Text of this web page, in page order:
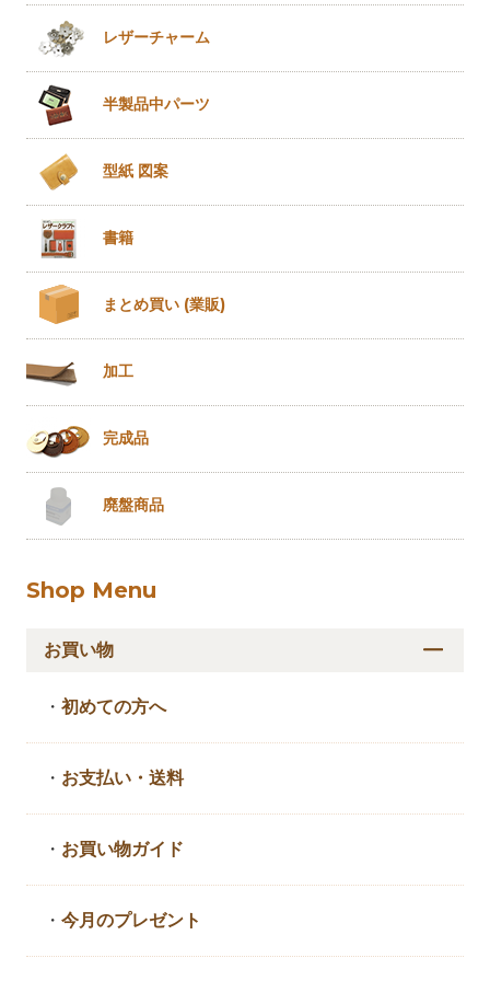
レザーチャーム
半製品中パーツ
型紙 図案
書籍
まとめ買い (業販)
加工
完成品
廃盤商品
Shop Menu
お買い物
・初めての方へ
・ お支払い・送料
・ お買い物ガイド
・今月のプレゼント